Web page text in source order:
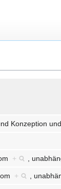
Konzeption
+ ,
+ ,